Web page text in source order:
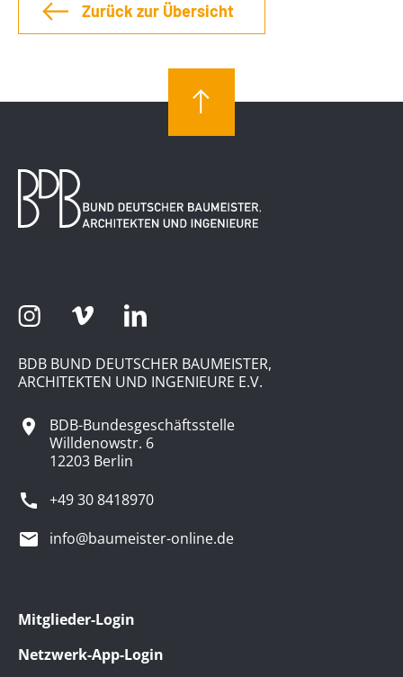
Zurück zur Übersicht
BDB BUND DEUTSCHER BAUMEISTER,
ARCHITEKTEN UND INGENIEURE E.V.
BDB-Bundesgeschäftsstelle
Willdenowstr. 6
12203 Berlin
+49 30 8418970
info@baumeister-online.de
Mitglieder-Login
Netzwerk-App-Login